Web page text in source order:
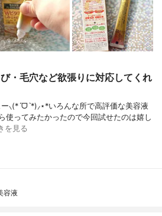
・毛穴など欲張りに対応してくれ
⸜(*ˊᗜˋ*)⸝⋆*いろんな所で高評価な美容液
使ってみたかったので今回試せたのは嬉し
を見る
容液